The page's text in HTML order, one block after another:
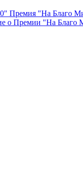
Премия "На Благо
о Премии "На Благо